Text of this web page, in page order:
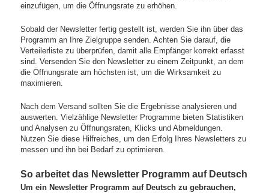
einzufügen, um die Öffnungsrate zu erhöhen.
Sobald der Newsletter fertig gestellt ist, werden Sie ihn über das
Programm an Ihre Zielgruppe senden. Achten Sie darauf, die
Verteilerliste zu überprüfen, damit alle Empfänger korrekt erfasst
sind. Versenden Sie den Newsletter zu einem Zeitpunkt, an dem
die Öffnungsrate am höchsten ist, um die Wirksamkeit zu
maximieren.
Nach dem Versand sollten Sie die Ergebnisse analysieren und
auswerten. Vielzählige Newsletter Programme bieten Statistiken
und Analysen zu Öffnungsraten, Klicks und Abmeldungen.
Nutzen Sie diese Hilfreiches, um den Erfolg Ihres Newsletters zu
messen und ihn bei Bedarf zu optimieren.
So arbeitet das Newsletter Programm auf Deutsch
Um ein Newsletter Programm auf Deutsch zu gebrauchen,